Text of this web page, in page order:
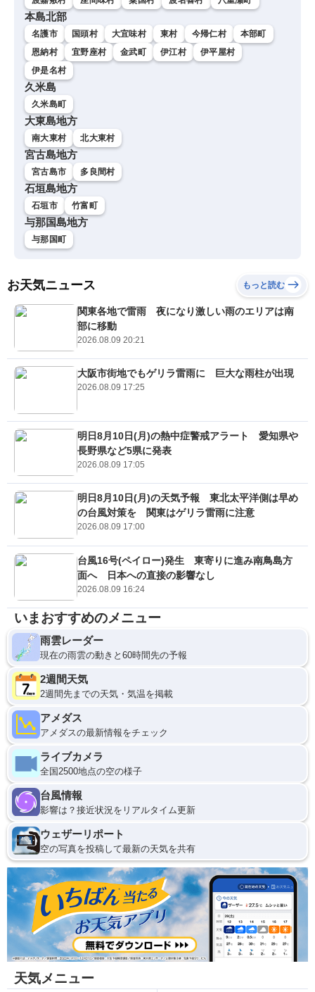
本島北部
名護市 国頭村 大宜味村 東村 今帰仁村
本部町
恩納村
宜野座村 金武町 伊江村
伊平屋村
伊是名村
久米島
久米島町
大東島地方
南大東村 北大東村
宮古島地方
宮古島市 多良間村
石垣島地方
石垣市 竹富町
与那国島地方
与那国町
お天気ニュース もっと読む
関東各地で雷雨 夜になり激しい雨のエリアは南
部に移動
2026.08.09 20:21
大阪市街地でもゲリラ雷雨に 巨大な雨柱が出現
2026.08.09 17:25
明日8月10日(月)の熱中症警戒アラート 愛知県や
長野県など5県に発表
2026.08.09 17:05
明日8月10日(月)の天気予報 東北太平洋側は早め
の台風対策を 関東はゲリラ雷雨に注意
2026.08.09 17:00
台風16号(ペイロー)発生 東寄りに進み南鳥島方
面へ 日本への直接の影響なし
2026.08.09 16:24
いまおすすめのメニュー
雨雲レーダー
現在の雨雲の動きと60時間先の予報
2週間天気
2週間先までの天気・気温を掲載
アメダス
アメダスの最新情報をチェック
ライブカメラ
全国2500地点の空の様子
台風情報
影響は？接近状況をリアルタイム更新
ウェザーリポート
空の写真を投稿して最新の天気を共有
天気メニュー